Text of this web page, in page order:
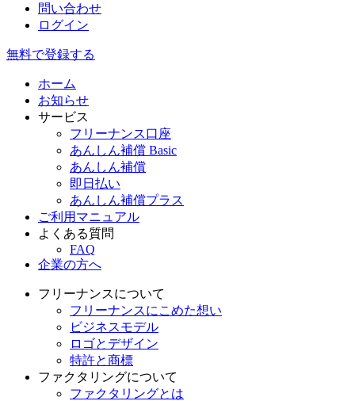
問い合わせ
ログイン
無料で登録する
ホーム
お知らせ
サービス
フリーナンス口座
あんしん補償 Basic
あんしん補償
即日払い
あんしん補償プラス
ご利用マニュアル
よくある質問
FAQ
企業の方へ
フリーナンスについて
フリーナンスにこめた想い
ビジネスモデル
ロゴとデザイン
特許と商標
ファクタリングについて
ファクタリングとは